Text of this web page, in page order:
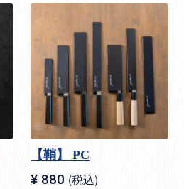
【鞘】 PC
¥ 880 税込